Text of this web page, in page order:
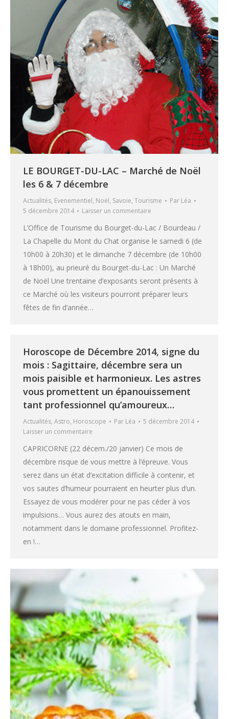
LE BOURGET-DU-LAC – Marché de Noël
les 6 & 7 décembre
Actualités, Evenementiel, Noël, Savoie, Tourisme Par Léa
5 décembre 2014
Laisser un commentaire
L’Office de Tourisme du Bourget-du-Lac / Bourdeau /
La Chapelle du Mont du Chat organise le samedi 6 (de
10h00 à 20h30) et le dimanche 7 décembre (de 10h00
à 18h00), au prieuré du Bourget-du-Lac : Un Marché
de Noël Une trentaine d’exposants seront présents à
ce Marché où les visiteurs pourront préparer leurs
fêtes de fin d’année…
Horoscope de Décembre 2014, signe du
mois : Sagittaire, décembre sera un
mois paisible et harmonieux. Les astres
vous promettent un épanouissement
tant professionnel qu’amoureux…
Actualités, Astro, Horoscope Par Léa
5 décembre 2014
Laisser un commentaire
CAPRICORNE (22 décem./20 janvier) Ce mois de
décembre risque de vous mettre à l’épreuve. Vous
serez dans un état d’excitation difficile à contenir, et
vos sautes d’humeur pourraient en heurter plus d’un.
Essayez de vous modérer pour ne pas céder à vos
impulsions… Vous aurez des atouts en main,
notamment dans le domaine professionnel. Profitez-
en !…